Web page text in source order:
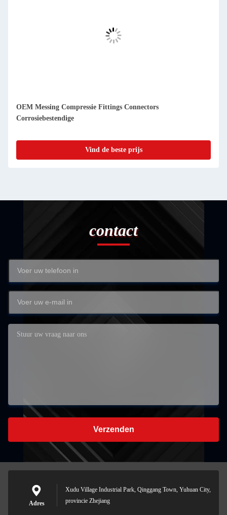
OEM Messing Compressie Fittings Connectors
Corrosiebestendige
Vind de beste prijs
contact
Verzenden
Adres
Xudu Village Industrial Park, Qinggang Town, Yuhuan City,
provincie Zhejiang